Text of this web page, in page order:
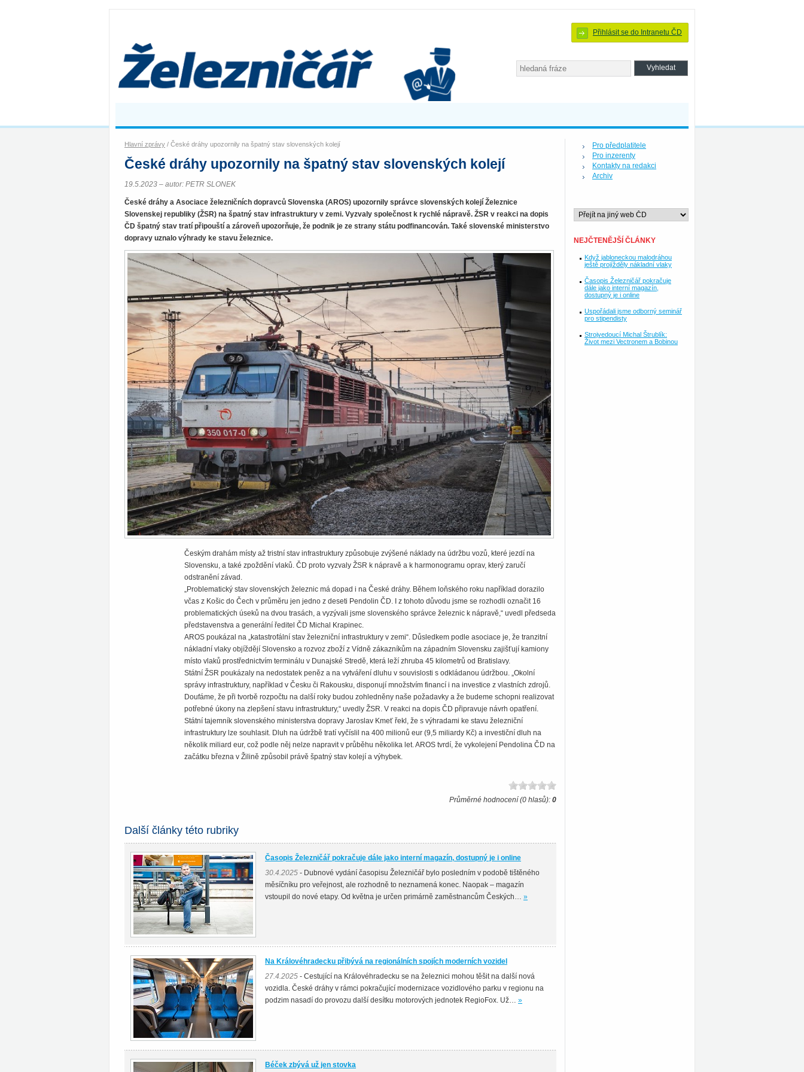
Přihlásit se do Intranetu ČD
Hlavní zprávy / České dráhy upozornily na špatný stav slovenských kolejí
České dráhy upozornily na špatný stav slovenských kolejí
19.5.2023 – autor: PETR SLONEK
České dráhy a Asociace železničních dopravců Slovenska (AROS) upozornily správce slovenských kolejí Železnice
Slovenskej republiky (ŽSR) na špatný stav infrastruktury v zemi. Vyzvaly společnost k rychlé nápravě. ŽSR v reakci na dopis
ČD špatný stav tratí připouští a zároveň upozorňuje, že podnik je ze strany státu podfinancován. Také slovenské ministerstvo
dopravy uznalo výhrady ke stavu železnice.
Českým drahám místy až tristní stav infrastruktury způsobuje zvýšené náklady na údržbu vozů, které jezdí na
Slovensku, a také zpoždění vlaků. ČD proto vyzvaly ŽSR k nápravě a k harmonogramu oprav, který zaručí
odstranění závad.
„Problematický stav slovenských železnic má dopad i na České dráhy. Během loňského roku například dorazilo
včas z Košic do Čech v průměru jen jedno z deseti Pendolin ČD. I z tohoto důvodu jsme se rozhodli označit 16
problematických úseků na dvou trasách, a vyzývali jsme slovenského správce železnic k nápravě,“ uvedl předseda
představenstva a generální ředitel ČD Michal Krapinec.
AROS poukázal na „katastrofální stav železniční infrastruktury v zemi“. Důsledkem podle asociace je, že tranzitní
nákladní vlaky objíždějí Slovensko a rozvoz zboží z Vídně zákazníkům na západním Slovensku zajišťují kamiony
místo vlaků prostřednictvím terminálu v Dunajské Stredě, která leží zhruba 45 kilometrů od Bratislavy.
Státní ŽSR poukázaly na nedostatek peněz a na vytváření dluhu v souvislosti s odkládanou údržbou. „Okolní
správy infrastruktury, například v Česku či Rakousku, disponují množstvím financí i na investice z vlastních zdrojů.
Doufáme, že při tvorbě rozpočtu na další roky budou zohledněny naše požadavky a že budeme schopni realizovat
potřebné úkony na zlepšení stavu infrastruktury,“ uvedly ŽSR. V reakci na dopis ČD připravuje návrh opatření.
Státní tajemník slovenského ministerstva dopravy Jaroslav Kmeť řekl, že s výhradami ke stavu železniční
infrastruktury lze souhlasit. Dluh na údržbě tratí vyčíslil na 400 milionů eur (9,5 miliardy Kč) a investiční dluh na
několik miliard eur, což podle něj nelze napravit v průběhu několika let. AROS tvrdí, že vykolejení Pendolina ČD na
začátku března v Žilině způsobil právě špatný stav kolejí a výhybek.
Průměrné hodnocení (0 hlasů): 0
Další články této rubriky
Časopis Železničář pokračuje dále jako interní magazín, dostupný je i online
30.4.2025 - Dubnové vydání časopisu Železničář bylo posledním v podobě tištěného
měsíčníku pro veřejnost, ale rozhodně to neznamená konec. Naopak – magazín
vstoupil do nové etapy. Od května je určen primárně zaměstnancům Českých… »
Na Královéhradecku přibývá na regionálních spojích moderních vozidel
27.4.2025 - Cestující na Královéhradecku se na železnici mohou těšit na další nová
vozidla. České dráhy v rámci pokračující modernizace vozidlového parku v regionu na
podzim nasadí do provozu další desítku motorových jednotek RegioFox. Už… »
Béček zbývá už jen stovka
Pro předplatitele
Pro inzerenty
Kontakty na redakci
Archiv
NEJČTENĚJŠÍ ČLÁNKY
Když jabloneckou malodráhou
ještě projížděly nákladní vlaky
Časopis Železničář pokračuje
dále jako interní magazín,
dostupný je i online
Uspořádali jsme odborný seminář
pro stipendisty
Strojvedoucí Michal Štrublík:
Život mezi Vectronem a Bobinou